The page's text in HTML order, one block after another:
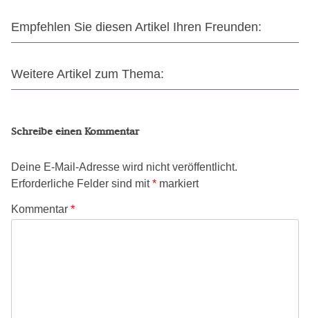
Empfehlen Sie diesen Artikel Ihren Freunden:
Weitere Artikel zum Thema:
Schreibe einen Kommentar
Deine E-Mail-Adresse wird nicht veröffentlicht.
Erforderliche Felder sind mit* markiert
Kommentar *